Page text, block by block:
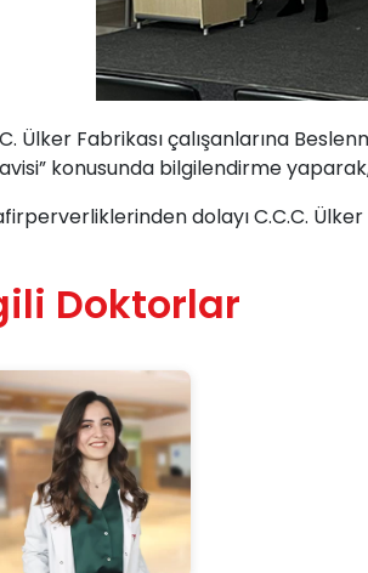
Ülker Fabrikası çalışanlarına
konusunda bilgilendirme
dolayı C.C.C.
Doktorlar